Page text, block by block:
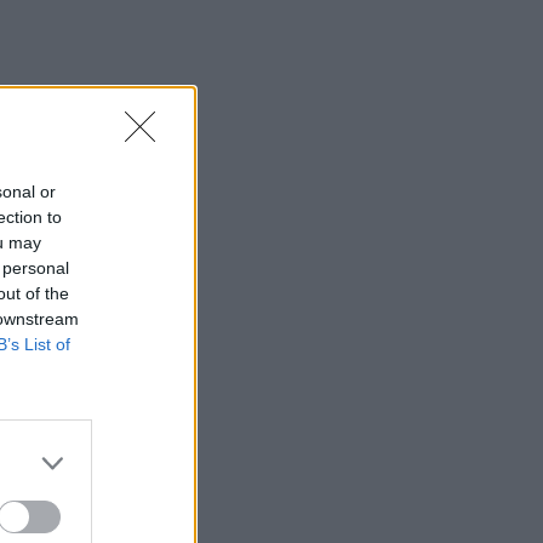
or
to
may
of the
List of